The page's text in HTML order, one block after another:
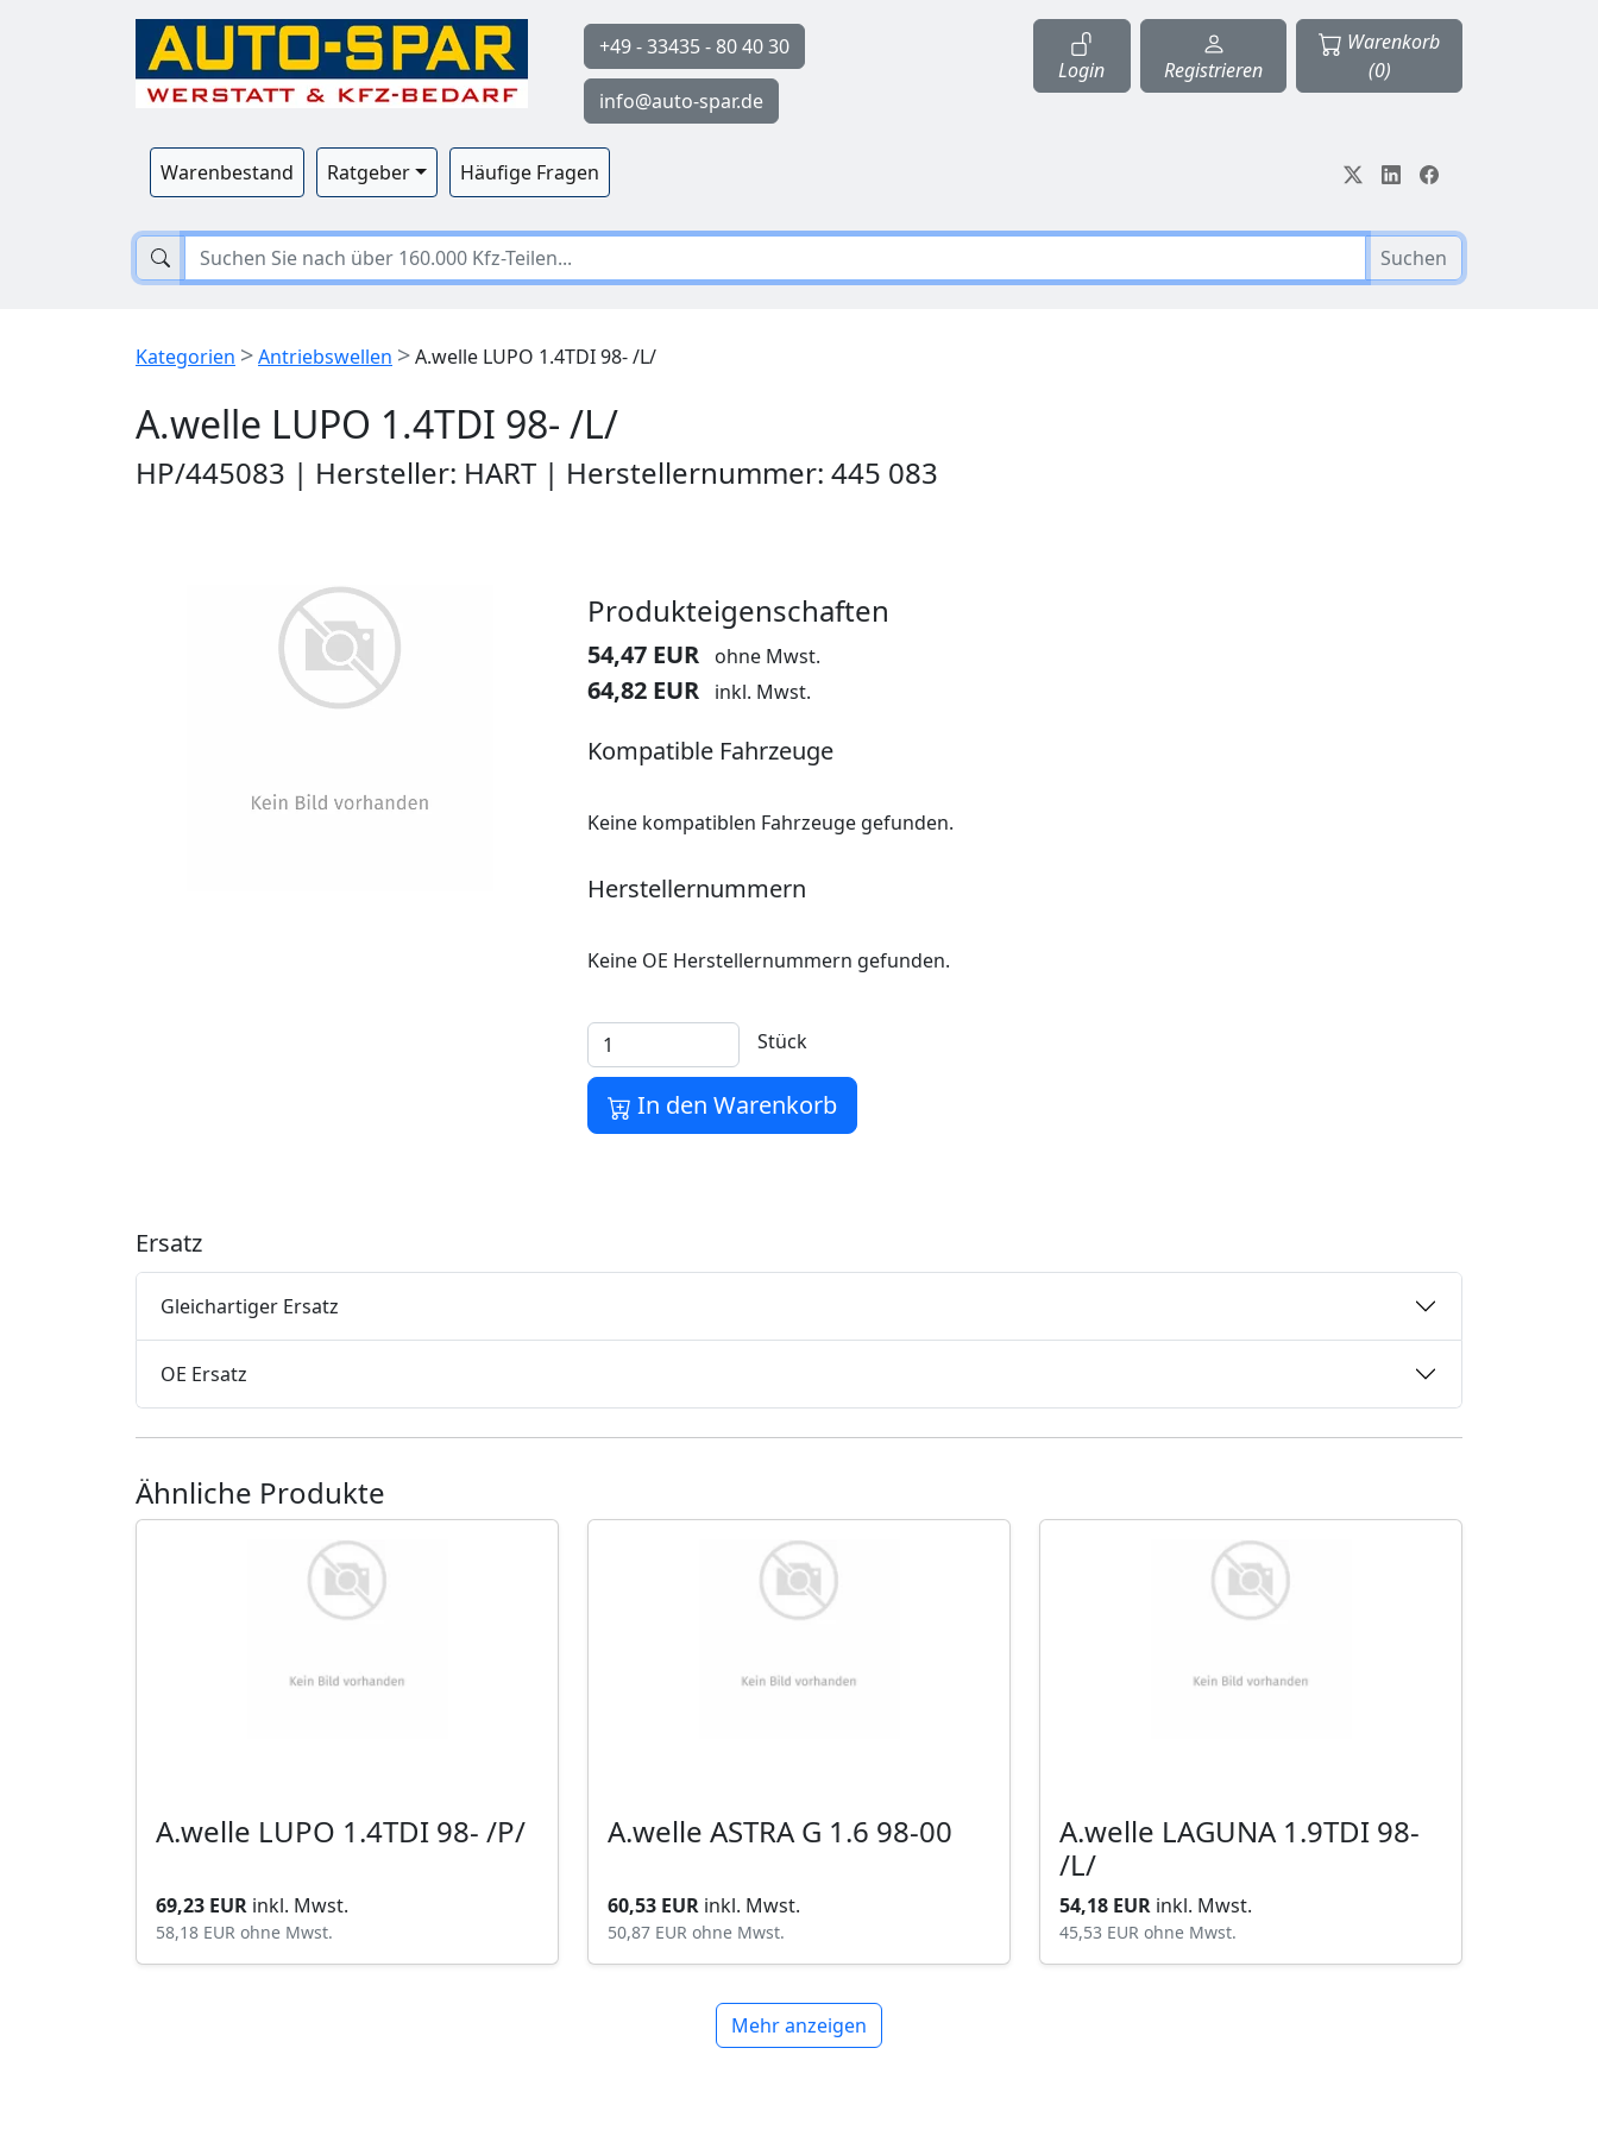
+49 - 33435 - 80 40 30
info@auto-spar.de
Login Registrieren
Warenkorb
(0)
Warenbestand Ratgeber Häufige Fragen
Suchen
Kategorien >Antriebswellen >A.welle LUPO 1.4TDI 98- /L/
A.welle LUPO 1.4TDI 98- /L/
HP/445083 | Hersteller: HART | Herstellernummer: 445 083
Produkteigenschaften
54,47 EUR ohne Mwst.
64,82 EUR inkl. Mwst.
Kompatible Fahrzeuge
Keine kompatiblen Fahrzeuge gefunden.
Herstellernummern
Keine OE Herstellernummern gefunden.
Stück
In den Warenkorb
Ersatz
Gleichartiger Ersatz
OE Ersatz
Ähnliche Produkte
A.welle LUPO 1.4TDI 98- /P/
69,23 EUR inkl. Mwst.
58,18 EUR ohne Mwst.
A.welle ASTRA G 1.6 98-00
60,53 EUR inkl. Mwst.
50,87 EUR ohne Mwst.
A.welle LAGUNA 1.9TDI 98-
/L/
54,18 EUR inkl. Mwst.
45,53 EUR ohne Mwst.
Mehr anzeigen